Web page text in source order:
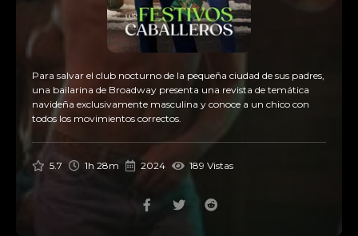
Para salvar el club nocturno de la pequeña ciudad de sus padres,
una bailarina de Broadway presenta una revista de temática
navideña exclusivamente masculina y conoce a un chico con
todos los movimientos correctos.
5.7 1h 28m 2024 189 Vistas